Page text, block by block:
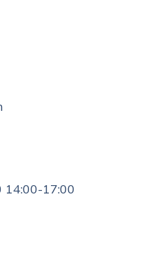
14:00-17:00